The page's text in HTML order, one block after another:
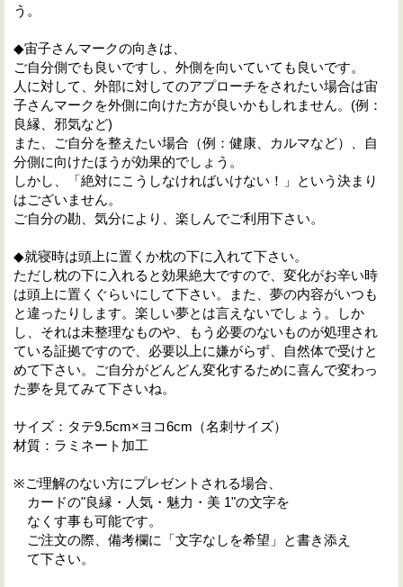
う。
◆宙子さんマークの向きは、
ご自分側でも良いですし、外側を向いていても良いです。
人に対して、外部に対してのアプローチをされたい場合は宙
子さんマークを外側に向けた方が良いかもしれません。(例：
良縁、邪気など)
また、ご自分を整えたい場合（例：健康、カルマなど）、自
分側に向けたほうが効果的でしょう。
しかし、「絶対にこうしなければいけない！」という決まり
はございません。
ご自分の勘、気分により、楽しんでご利用下さい。
◆就寝時は頭上に置くか枕の下に入れて下さい。
ただし枕の下に入れると効果絶大ですので、変化がお辛い時
は頭上に置くぐらいにして下さい。また、夢の内容がいつも
と違ったりします。楽しい夢とは言えないでしょう。しか
し、それは未整理なものや、もう必要のないものが処理され
ている証拠ですので、必要以上に嫌がらず、自然体で受けと
めて下さい。ご自分がどんどん変化するために喜んで変わっ
た夢を見てみて下さいね。
サイズ：タテ9.5cm×ヨコ6cm（名刺サイズ）
材質：ラミネート加工
※ご理解のない方にプレゼントされる場合、
カードの"良縁・人気・魅力・美 1"の文字を
なくす事も可能です。
ご注文の際、備考欄に「文字なしを希望」と書き添え
て下さい。